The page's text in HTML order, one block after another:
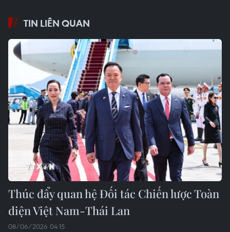
TIN LIÊN QUAN
Thúc đẩy quan hệ Đối tác Chiến lược Toàn
diện Việt Nam-Thái Lan
08/06/2026 04:15